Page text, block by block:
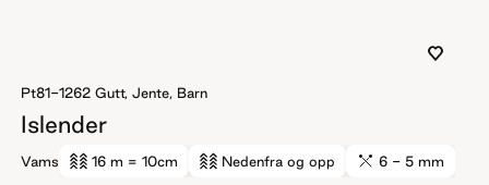
Pt81-1262 Gutt, Jente, Barn
Islender
Vams 16 m = 10cm Nedenfra og opp 6 - 5 mm